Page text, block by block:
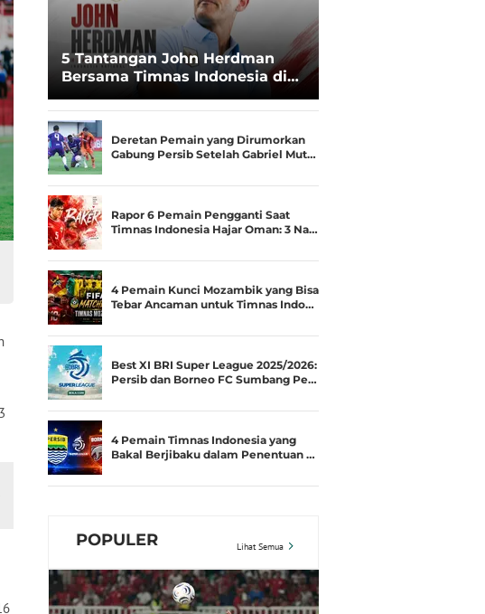
5 Tantangan John Herdman
Bersama Timnas Indonesia di
Spesialis Runner-up Menjadi
Juara
Deretan Pemain yang Dirumorkan
Gabung Persib Setelah Gabriel Mut…
Rapor 6 Pemain Pengganti Saat
Timnas Indonesia Hajar Oman: 3 Na…
4 Pemain Kunci Mozambik yang Bisa
Tebar Ancaman untuk Timnas Indo…
Best XI BRI Super League 2025/2026:
Persib dan Borneo FC Sumbang Pe…
4 Pemain Timnas Indonesia yang
Bakal Berjibaku dalam Penentuan …
POPULER Lihat Semua